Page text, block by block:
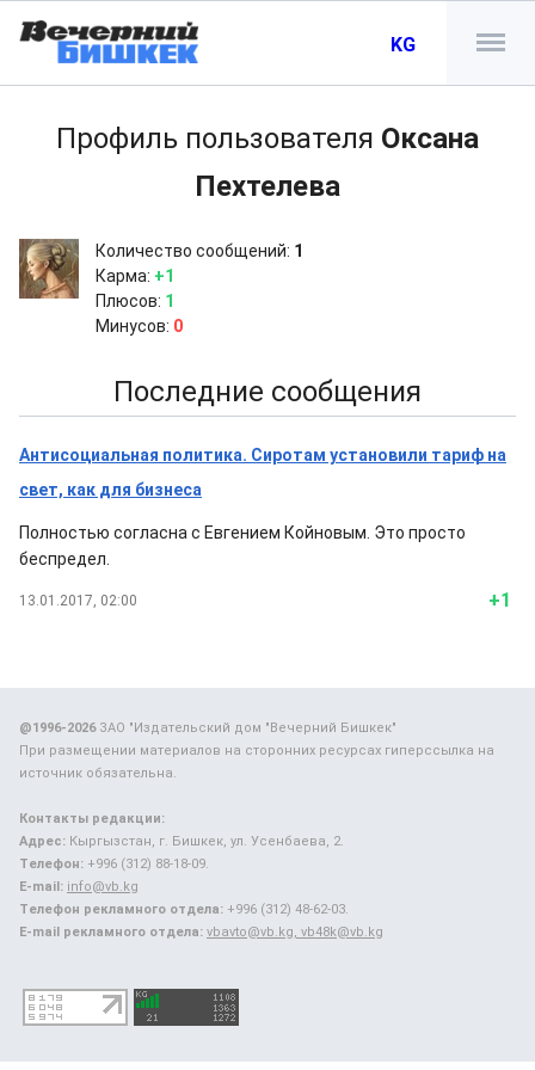
KG
Профиль пользователя Оксана
Пехтелева
Количество сообщений: 1
Карма: +1
Плюсов: 1
Минусов: 0
Последние сообщения
Антисоциальная политика. Сиротам установили тариф на
свет, как для бизнеса
Полностью согласна с Евгением Койновым. Это просто
беспредел.
13.01.2017, 02:00 +1
@1996-2026ЗАО "Издательский дом "Вечерний Бишкек"
При размещении материалов на сторонних ресурсах гиперссылка на
источник обязательна.
Контакты редакции:
Адрес: Кыргызстан, г. Бишкек, ул. Усенбаева, 2.
Телефон: +996 (312) 88-18-09.
E-mail: info@vb.kg
Телефон рекламного отдела: +996 (312) 48-62-03.
E-mail рекламного отдела: vbavto@vb.kg, vb48k@vb.kg